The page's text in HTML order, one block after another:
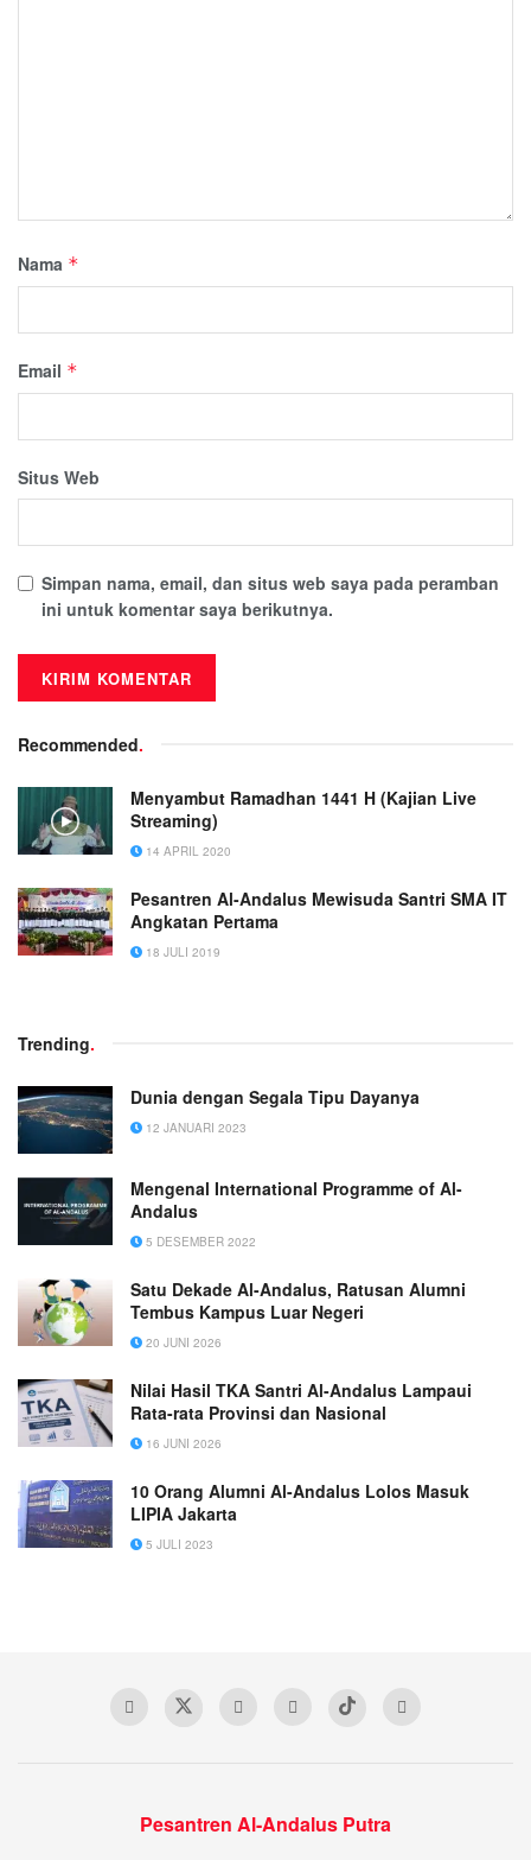
Nama *
Email *
Situs Web
Simpan nama, email, dan situs web saya pada peramban
ini untuk komentar saya berikutnya.
Recommended.
Menyambut Ramadhan 1441 H (Kajian Live
Streaming)
14 APRIL 2020
Pesantren Al-Andalus Mewisuda Santri SMA IT
Angkatan Pertama
18 JULI 2019
Trending.
Dunia dengan Segala Tipu Dayanya
12 JANUARI 2023
Mengenal International Programme of Al-
Andalus
5 DESEMBER 2022
Satu Dekade Al-Andalus, Ratusan Alumni
Tembus Kampus Luar Negeri
20 JUNI 2026
Nilai Hasil TKA Santri Al-Andalus Lampaui
Rata-rata Provinsi dan Nasional
16 JUNI 2026
10 Orang Alumni Al-Andalus Lolos Masuk
LIPIA Jakarta
5 JULI 2023
Pesantren Al-Andalus Putra